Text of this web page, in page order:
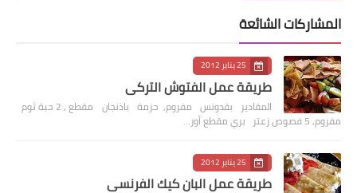
المشاركات الشائعة
25 يناير 2012
طريقة عمل الفتوش التركي
المقادير بقدونس مفروم, حزمة باذنجان مقطع , 2 حبة ثوم
مفروم, 5 فصوص زعتر بري مقطع أور…
25 يناير 2012
طريقة عمل البان كيك الفرنسي